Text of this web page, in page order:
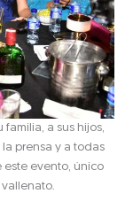
familia, a sus hijos,
la prensa y a todas
este evento, único